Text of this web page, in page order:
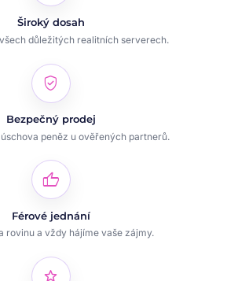
Široký dosah
důležitých realitních serverech.
verified_user
Bezpečný prodej
peněz u ověřených partnerů.
thumb_up
Férové jednání
rovinu a vždy hájíme vaše zájmy.